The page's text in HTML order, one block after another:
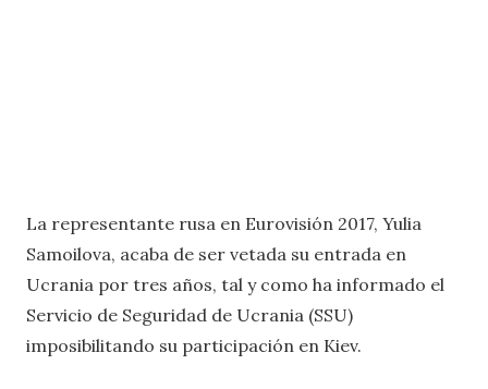
La representante rusa en Eurovisión 2017, Yulia
Samoilova, acaba de ser vetada su entrada en
Ucrania por tres años, tal y como ha informado el
Servicio de Seguridad de Ucrania (SSU)
imposibilitando su participación en Kiev.